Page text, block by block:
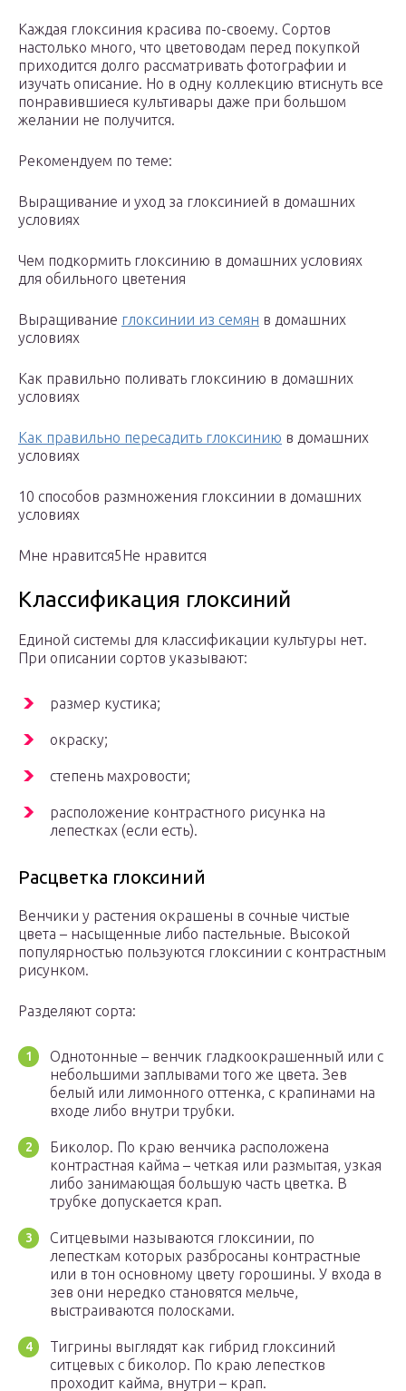
Каждая глоксиния красива по-своему. Сортов
настолько много, что цветоводам перед покупкой
приходится долго рассматривать фотографии и
изучать описание. Но в одну коллекцию втиснуть все
понравившиеся культивары даже при большом
желании не получится.
Рекомендуем по теме:
Выращивание и уход за глоксинией в домашних
условиях
Чем подкормить глоксинию в домашних условиях
для обильного цветения
Выращивание глоксинии из семян в домашних
условиях
Как правильно поливать глоксинию в домашних
условиях
Как правильно пересадить глоксинию в домашних
условиях
10 способов размножения глоксинии в домашних
условиях
Мне нравится5Не нравится
Классификация глоксиний
Единой системы для классификации культуры нет.
При описании сортов указывают:
размер кустика;
окраску;
степень махровости;
расположение контрастного рисунка на
лепестках (если есть).
Расцветка глоксиний
Венчики у растения окрашены в сочные чистые
цвета – насыщенные либо пастельные. Высокой
популярностью пользуются глоксинии с контрастным
рисунком.
Разделяют сорта:
Однотонные – венчик гладкоокрашенный или с
небольшими заплывами того же цвета. Зев
белый или лимонного оттенка, с крапинами на
входе либо внутри трубки.
Биколор. По краю венчика расположена
контрастная кайма – четкая или размытая, узкая
либо занимающая большую часть цветка. В
трубке допускается крап.
Ситцевыми называются глоксинии, по
лепесткам которых разбросаны контрастные
или в тон основному цвету горошины. У входа в
зев они нередко становятся мельче,
выстраиваются полосками.
Тигрины выглядят как гибрид глоксиний
ситцевых с биколор. По краю лепестков
проходит кайма, внутри – крап.